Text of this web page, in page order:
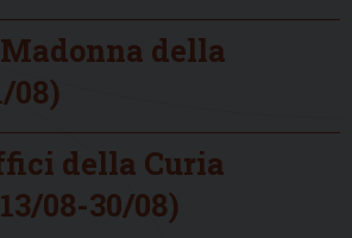
della
08)
della Curia
08-30/08)